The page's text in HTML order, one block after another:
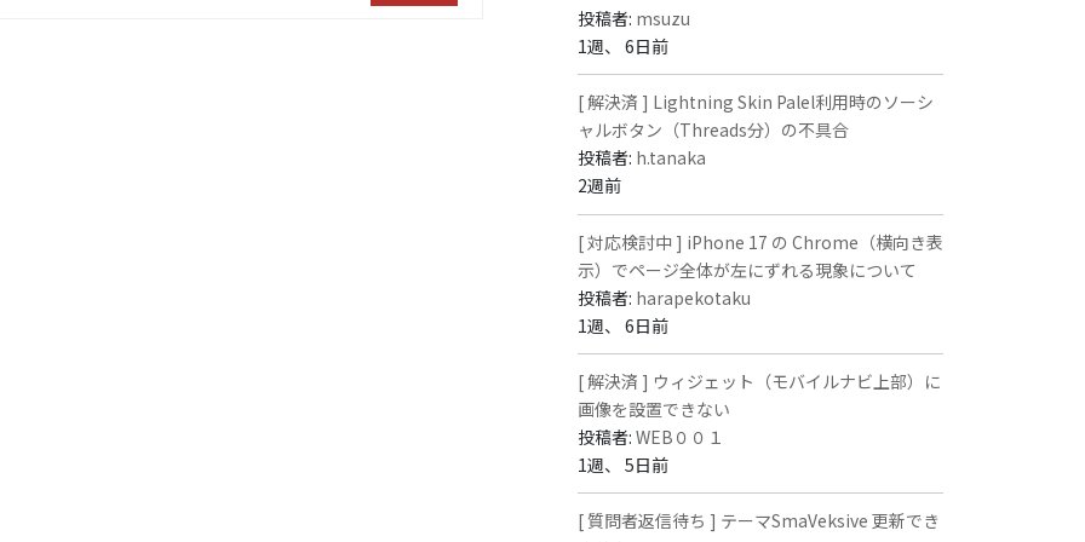
投稿者: msuzu
1週、 6日前
[ 解決済 ] Lightning Skin Palel利用時のソーシ
ャルボタン（Threads分）の不具合
投稿者: h.tanaka
2週前
[ 対応検討中 ] iPhone 17 の Chrome（横向き表
示）でページ全体が左にずれる現象について
投稿者: harapekotaku
1週、 6日前
[ 解決済 ] ウィジェット（モバイルナビ上部）に
画像を設置できない
投稿者:WEB００１
1週、 5日前
[ 質問者返信待ち ] テーマSmaVeksive 更新でき